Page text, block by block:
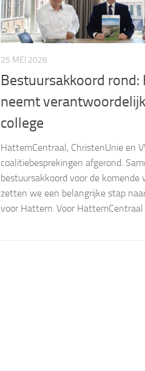
25 MEI 2026
Bestuursakkoord rond:
neemt
college
HattemCentraal, ChristenUnie en
coalitiebesprekingen afgerond.
bestuursakkoord voor de komende
zetten we een belangrijke stap
voor Hattem. Voor HattemCentraal